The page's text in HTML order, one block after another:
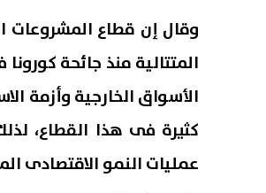
وقال إن قطاع المشروعات
الأسواق الخارجية وأزمة
كثيرة فى هذا القطاع،
عمليات النمو الاقتصادى